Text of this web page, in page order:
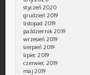
styczeń 2020
grudzień 2019
listopad 2019
październik 2019
wrzesień 2019
sierpień 2019
lipiec 2019
czerwiec 2019
maj 2019